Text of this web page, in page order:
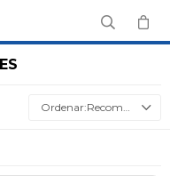
Recomendados